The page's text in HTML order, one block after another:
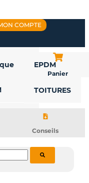
COMPTE
EPDM
TOITURES
Panier
Conseils